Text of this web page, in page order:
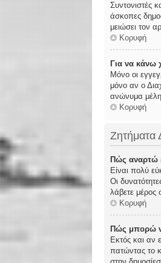
Συντονιστές
άσκοπες
μειώσει τον
Κορυφή
Για να κάνω
Μόνο οι
μόνο αν ο
ανώνυμα
Κορυφή
Ζητήματα
Πώς αναρτώ
Είναι πολύ
Οι
λάβετε μέρος
Κορυφή
Πώς μπορώ
Εκτός και αν
πατώντας το